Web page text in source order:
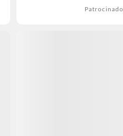
Patrocinado